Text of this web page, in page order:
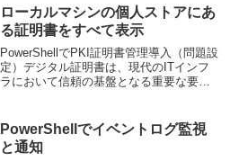
が高いのか、海外のサイトも含...
ローカルマシンの個人ストアにあ
る証明書をすべて表示
PowerShellでPKI証明書管理導入（問題設
定）デジタル証明書は、現代のITインフ
ラにおいて信頼の基盤となる重要な要素
その用途は多岐にわたります。Wind...
PowerShellでイベントログ監視
と通知